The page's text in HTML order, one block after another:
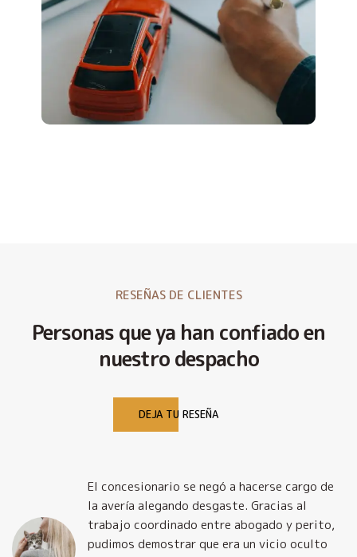
RESEÑAS DE CLIENTES
Personas que ya han confiado en
nuestro despacho
DEJA TU RESEÑA
El concesionario se negó a hacerse cargo de
la avería alegando desgaste. Gracias al
trabajo coordinado entre abogado y perito,
pudimos demostrar que era un vicio oculto